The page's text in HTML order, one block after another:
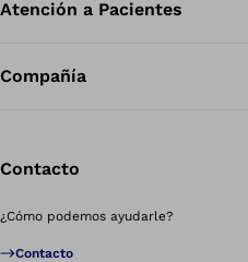
Atención a Pacientes
Compañía
Contacto
¿Cómo podemos ayudarle?
Contacto